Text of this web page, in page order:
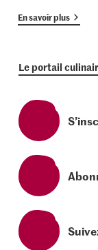
En savoir plus
Le portail